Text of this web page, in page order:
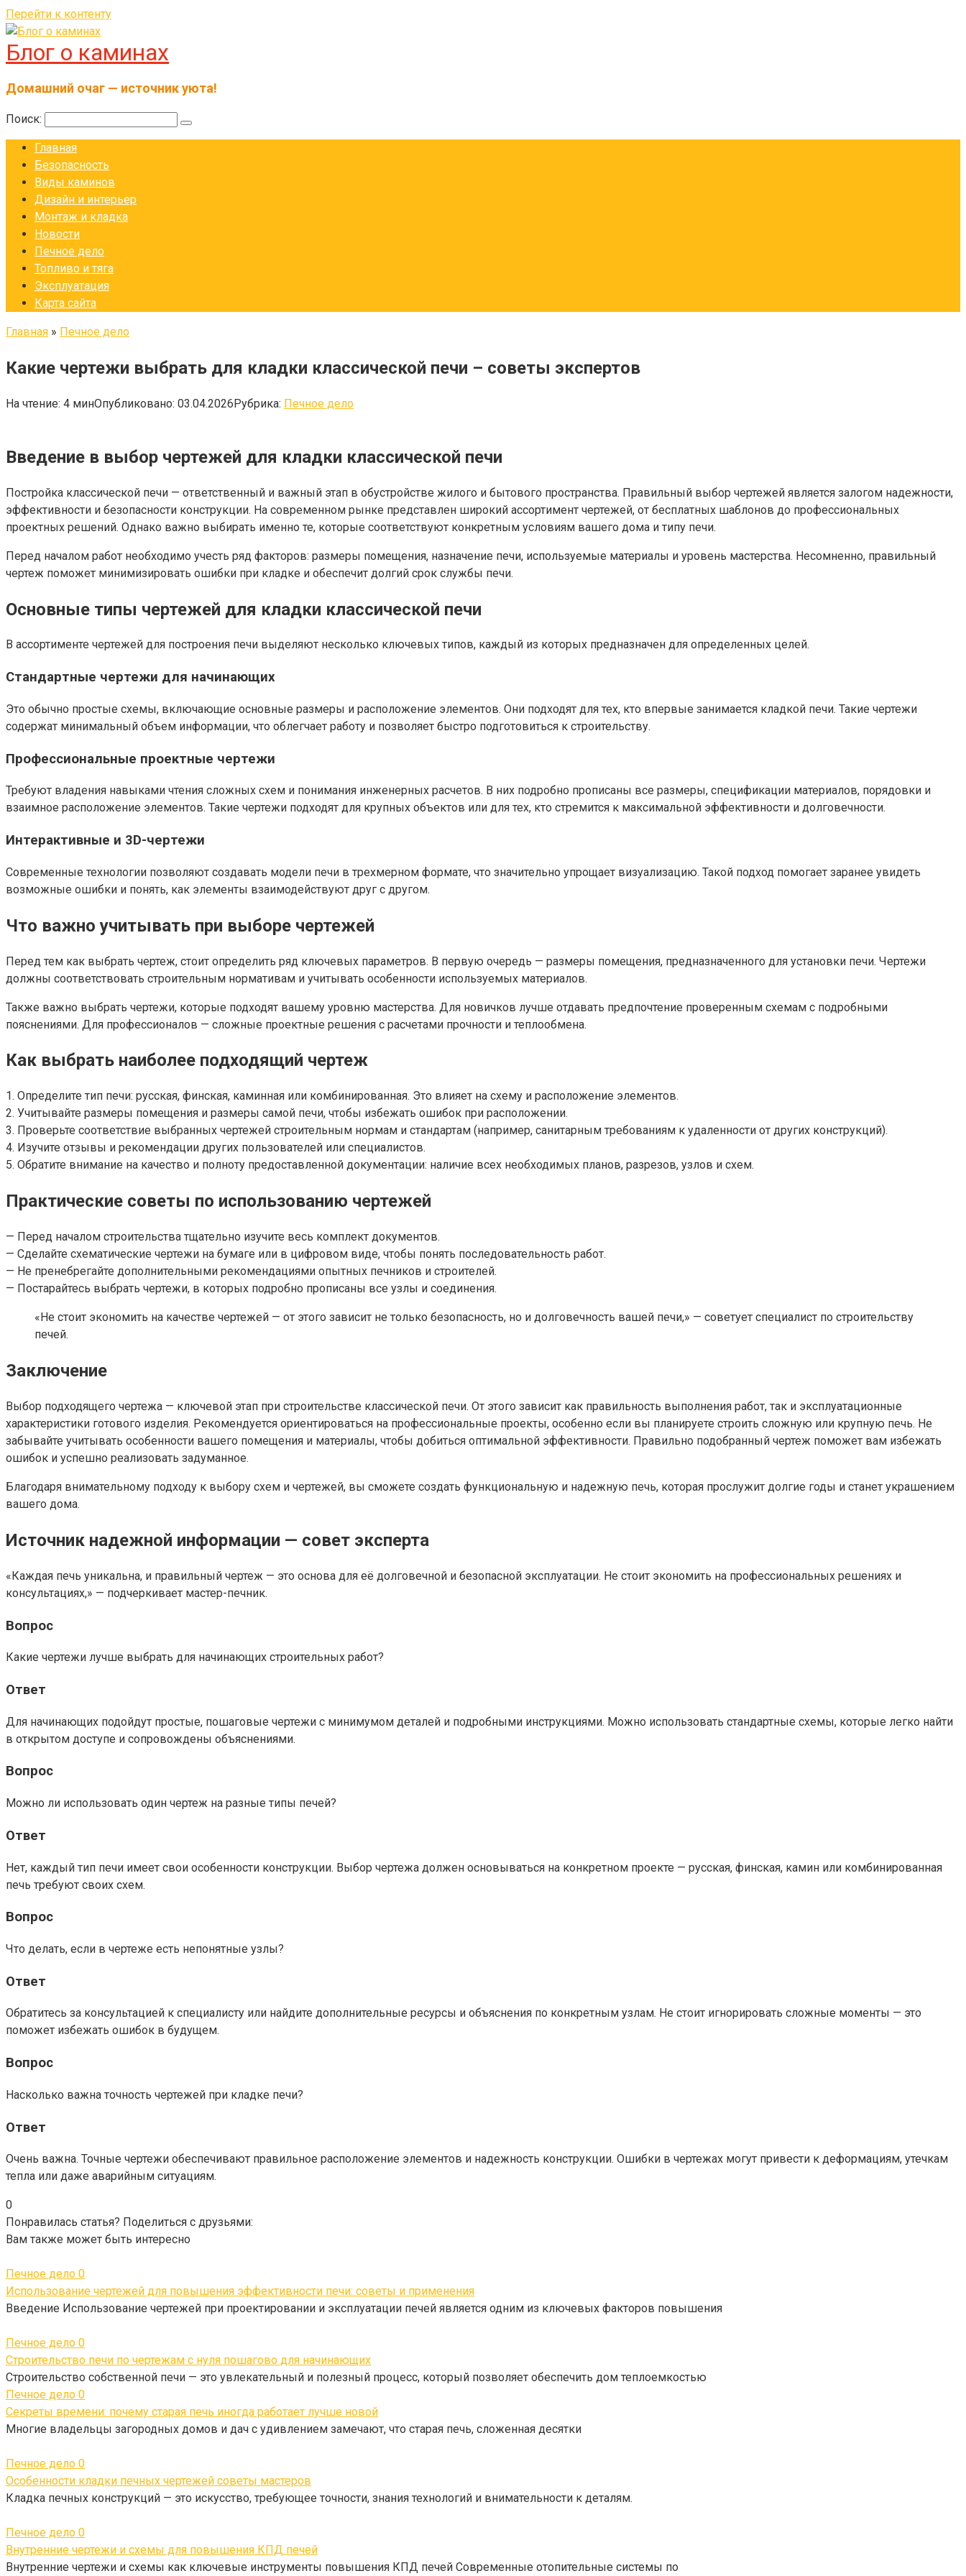
Перейти к контенту
Блог о каминах
Домашний очаг — источник уюта!
Поиск:
Главная
Безопасность
Виды каминов
Дизайн и интерьер
Монтаж и кладка
Новости
Печное дело
Топливо и тяга
Эксплуатация
Карта сайта
Главная » Печное дело
Какие чертежи выбрать для кладки классической печи – советы экспертов
На чтение: 4 минОпубликовано: 03.04.2026Рубрика: Печное дело
Введение в выбор чертежей для кладки классической печи
Постройка классической печи — ответственный и важный этап в обустройстве жилого и бытового пространства. Правильный выбор чертежей является залогом надежности,
эффективности и безопасности конструкции. На современном рынке представлен широкий ассортимент чертежей, от бесплатных шаблонов до профессиональных
проектных решений. Однако важно выбирать именно те, которые соответствуют конкретным условиям вашего дома и типу печи.
Перед началом работ необходимо учесть ряд факторов: размеры помещения, назначение печи, используемые материалы и уровень мастерства. Несомненно, правильный
чертеж поможет минимизировать ошибки при кладке и обеспечит долгий срок службы печи.
Основные типы чертежей для кладки классической печи
В ассортименте чертежей для построения печи выделяют несколько ключевых типов, каждый из которых предназначен для определенных целей.
Стандартные чертежи для начинающих
Это обычно простые схемы, включающие основные размеры и расположение элементов. Они подходят для тех, кто впервые занимается кладкой печи. Такие чертежи
содержат минимальный объем информации, что облегчает работу и позволяет быстро подготовиться к строительству.
Профессиональные проектные чертежи
Требуют владения навыками чтения сложных схем и понимания инженерных расчетов. В них подробно прописаны все размеры, спецификации материалов, порядовки и
взаимное расположение элементов. Такие чертежи подходят для крупных объектов или для тех, кто стремится к максимальной эффективности и долговечности.
Интерактивные и 3D-чертежи
Современные технологии позволяют создавать модели печи в трехмерном формате, что значительно упрощает визуализацию. Такой подход помогает заранее увидеть
возможные ошибки и понять, как элементы взаимодействуют друг с другом.
Что важно учитывать при выборе чертежей
Перед тем как выбрать чертеж, стоит определить ряд ключевых параметров. В первую очередь — размеры помещения, предназначенного для установки печи. Чертежи
должны соответствовать строительным нормативам и учитывать особенности используемых материалов.
Также важно выбрать чертежи, которые подходят вашему уровню мастерства. Для новичков лучше отдавать предпочтение проверенным схемам с подробными
пояснениями. Для профессионалов — сложные проектные решения с расчетами прочности и теплообмена.
Как выбрать наиболее подходящий чертеж
1. Определите тип печи: русская, финская, каминная или комбинированная. Это влияет на схему и расположение элементов.
2. Учитывайте размеры помещения и размеры самой печи, чтобы избежать ошибок при расположении.
3. Проверьте соответствие выбранных чертежей строительным нормам и стандартам (например, санитарным требованиям к удаленности от других конструкций).
4. Изучите отзывы и рекомендации других пользователей или специалистов.
5. Обратите внимание на качество и полноту предоставленной документации: наличие всех необходимых планов, разрезов, узлов и схем.
Практические советы по использованию чертежей
— Перед началом строительства тщательно изучите весь комплект документов.
— Сделайте схематические чертежи на бумаге или в цифровом виде, чтобы понять последовательность работ.
— Не пренебрегайте дополнительными рекомендациями опытных печников и строителей.
— Постарайтесь выбрать чертежи, в которых подробно прописаны все узлы и соединения.
«Не стоит экономить на качестве чертежей — от этого зависит не только безопасность, но и долговечность вашей печи,» — советует специалист по строительству
печей.
Заключение
Выбор подходящего чертежа — ключевой этап при строительстве классической печи. От этого зависит как правильность выполнения работ, так и эксплуатационные
характеристики готового изделия. Рекомендуется ориентироваться на профессиональные проекты, особенно если вы планируете строить сложную или крупную печь. Не
забывайте учитывать особенности вашего помещения и материалы, чтобы добиться оптимальной эффективности. Правильно подобранный чертеж поможет вам избежать
ошибок и успешно реализовать задуманное.
Благодаря внимательному подходу к выбору схем и чертежей, вы сможете создать функциональную и надежную печь, которая прослужит долгие годы и станет украшением
вашего дома.
Источник надежной информации — совет эксперта
«Каждая печь уникальна, и правильный чертеж — это основа для её долговечной и безопасной эксплуатации. Не стоит экономить на профессиональных решениях и
консультациях,» — подчеркивает мастер-печник.
Вопрос
Какие чертежи лучше выбрать для начинающих строительных работ?
Ответ
Для начинающих подойдут простые, пошаговые чертежи с минимумом деталей и подробными инструкциями. Можно использовать стандартные схемы, которые легко найти
в открытом доступе и сопровождены объяснениями.
Вопрос
Можно ли использовать один чертеж на разные типы печей?
Ответ
Нет, каждый тип печи имеет свои особенности конструкции. Выбор чертежа должен основываться на конкретном проекте — русская, финская, камин или комбинированная
печь требуют своих схем.
Вопрос
Что делать, если в чертеже есть непонятные узлы?
Ответ
Обратитесь за консультацией к специалисту или найдите дополнительные ресурсы и объяснения по конкретным узлам. Не стоит игнорировать сложные моменты — это
поможет избежать ошибок в будущем.
Вопрос
Насколько важна точность чертежей при кладке печи?
Ответ
Очень важна. Точные чертежи обеспечивают правильное расположение элементов и надежность конструкции. Ошибки в чертежах могут привести к деформациям, утечкам
тепла или даже аварийным ситуациям.
0
Понравилась статья? Поделиться с друзьями:
Вам также может быть интересно
Печное дело 0
Использование чертежей для повышения эффективности печи: советы и применения
Введение Использование чертежей при проектировании и эксплуатации печей является одним из ключевых факторов повышения
Печное дело 0
Строительство печи по чертежам с нуля пошагово для начинающих
Строительство собственной печи — это увлекательный и полезный процесс, который позволяет обеспечить дом теплоемкостью
Печное дело 0
Секреты времени: почему старая печь иногда работает лучше новой
Многие владельцы загородных домов и дач с удивлением замечают, что старая печь, сложенная десятки
Печное дело 0
Особенности кладки печных чертежей советы мастеров
Кладка печных конструкций — это искусство, требующее точности, знания технологий и внимательности к деталям.
Печное дело 0
Внутренние чертежи и схемы для повышения КПД печей
Внутренние чертежи и схемы как ключевые инструменты повышения КПД печей Современные отопительные системы по